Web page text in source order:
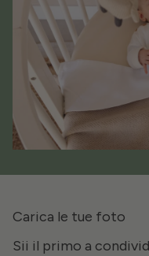
Carica le tue foto
Sii il primo a